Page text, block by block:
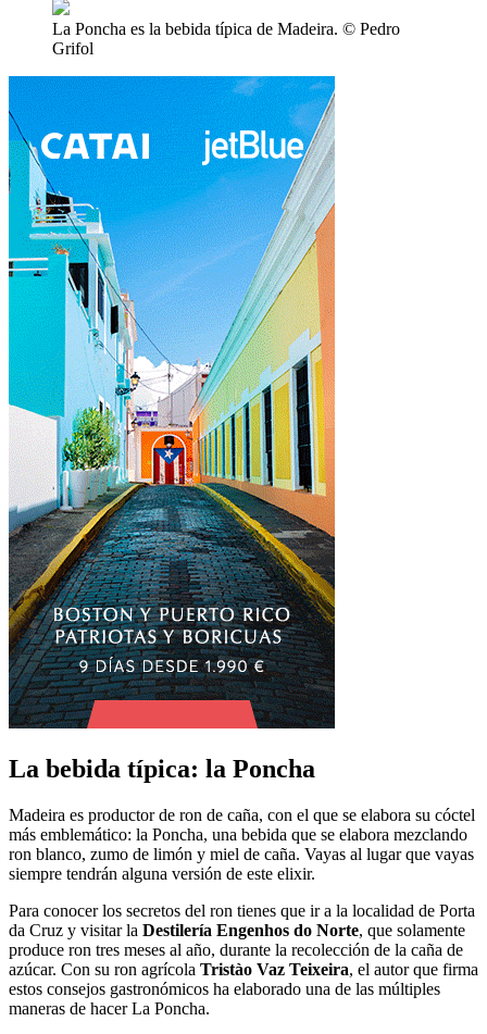
La Poncha es la bebida típica de Madeira. © Pedro
Grifol
La bebida típica: la Poncha
Madeira es productor de ron de caña, con el que se elabora su cóctel
más emblemático: la Poncha, una bebida que se elabora mezclando
ron blanco, zumo de limón y miel de caña. Vayas al lugar que vayas
siempre tendrán alguna versión de este elixir.
Para conocer los secretos del ron tienes que ir a la localidad de Porta
da Cruz y visitar la Destilería Engenhos do Norte, que solamente
produce ron tres meses al año, durante la recolección de la caña de
azúcar. Con su ron agrícola Tristào Vaz Teixeira, el autor que firma
estos consejos gastronómicos ha elaborado una de las múltiples
maneras de hacer La Poncha.